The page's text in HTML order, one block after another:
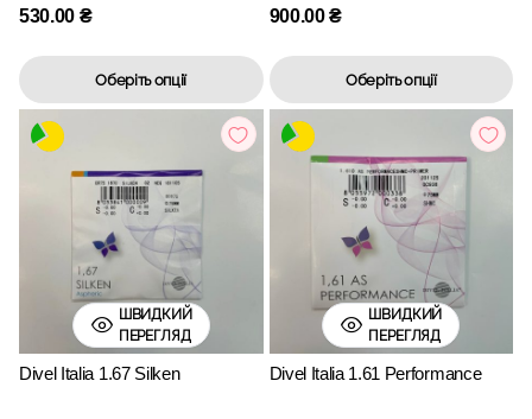
530.00 ₴
Оберіть опції
900.00₴
Оберіть опції
ШВИДКИЙ
ПЕРЕГЛЯД
Divel Italia 1.67 Silken
ШВИДКИЙ
ПЕРЕГЛЯД
Divel Italia 1.61 Performance